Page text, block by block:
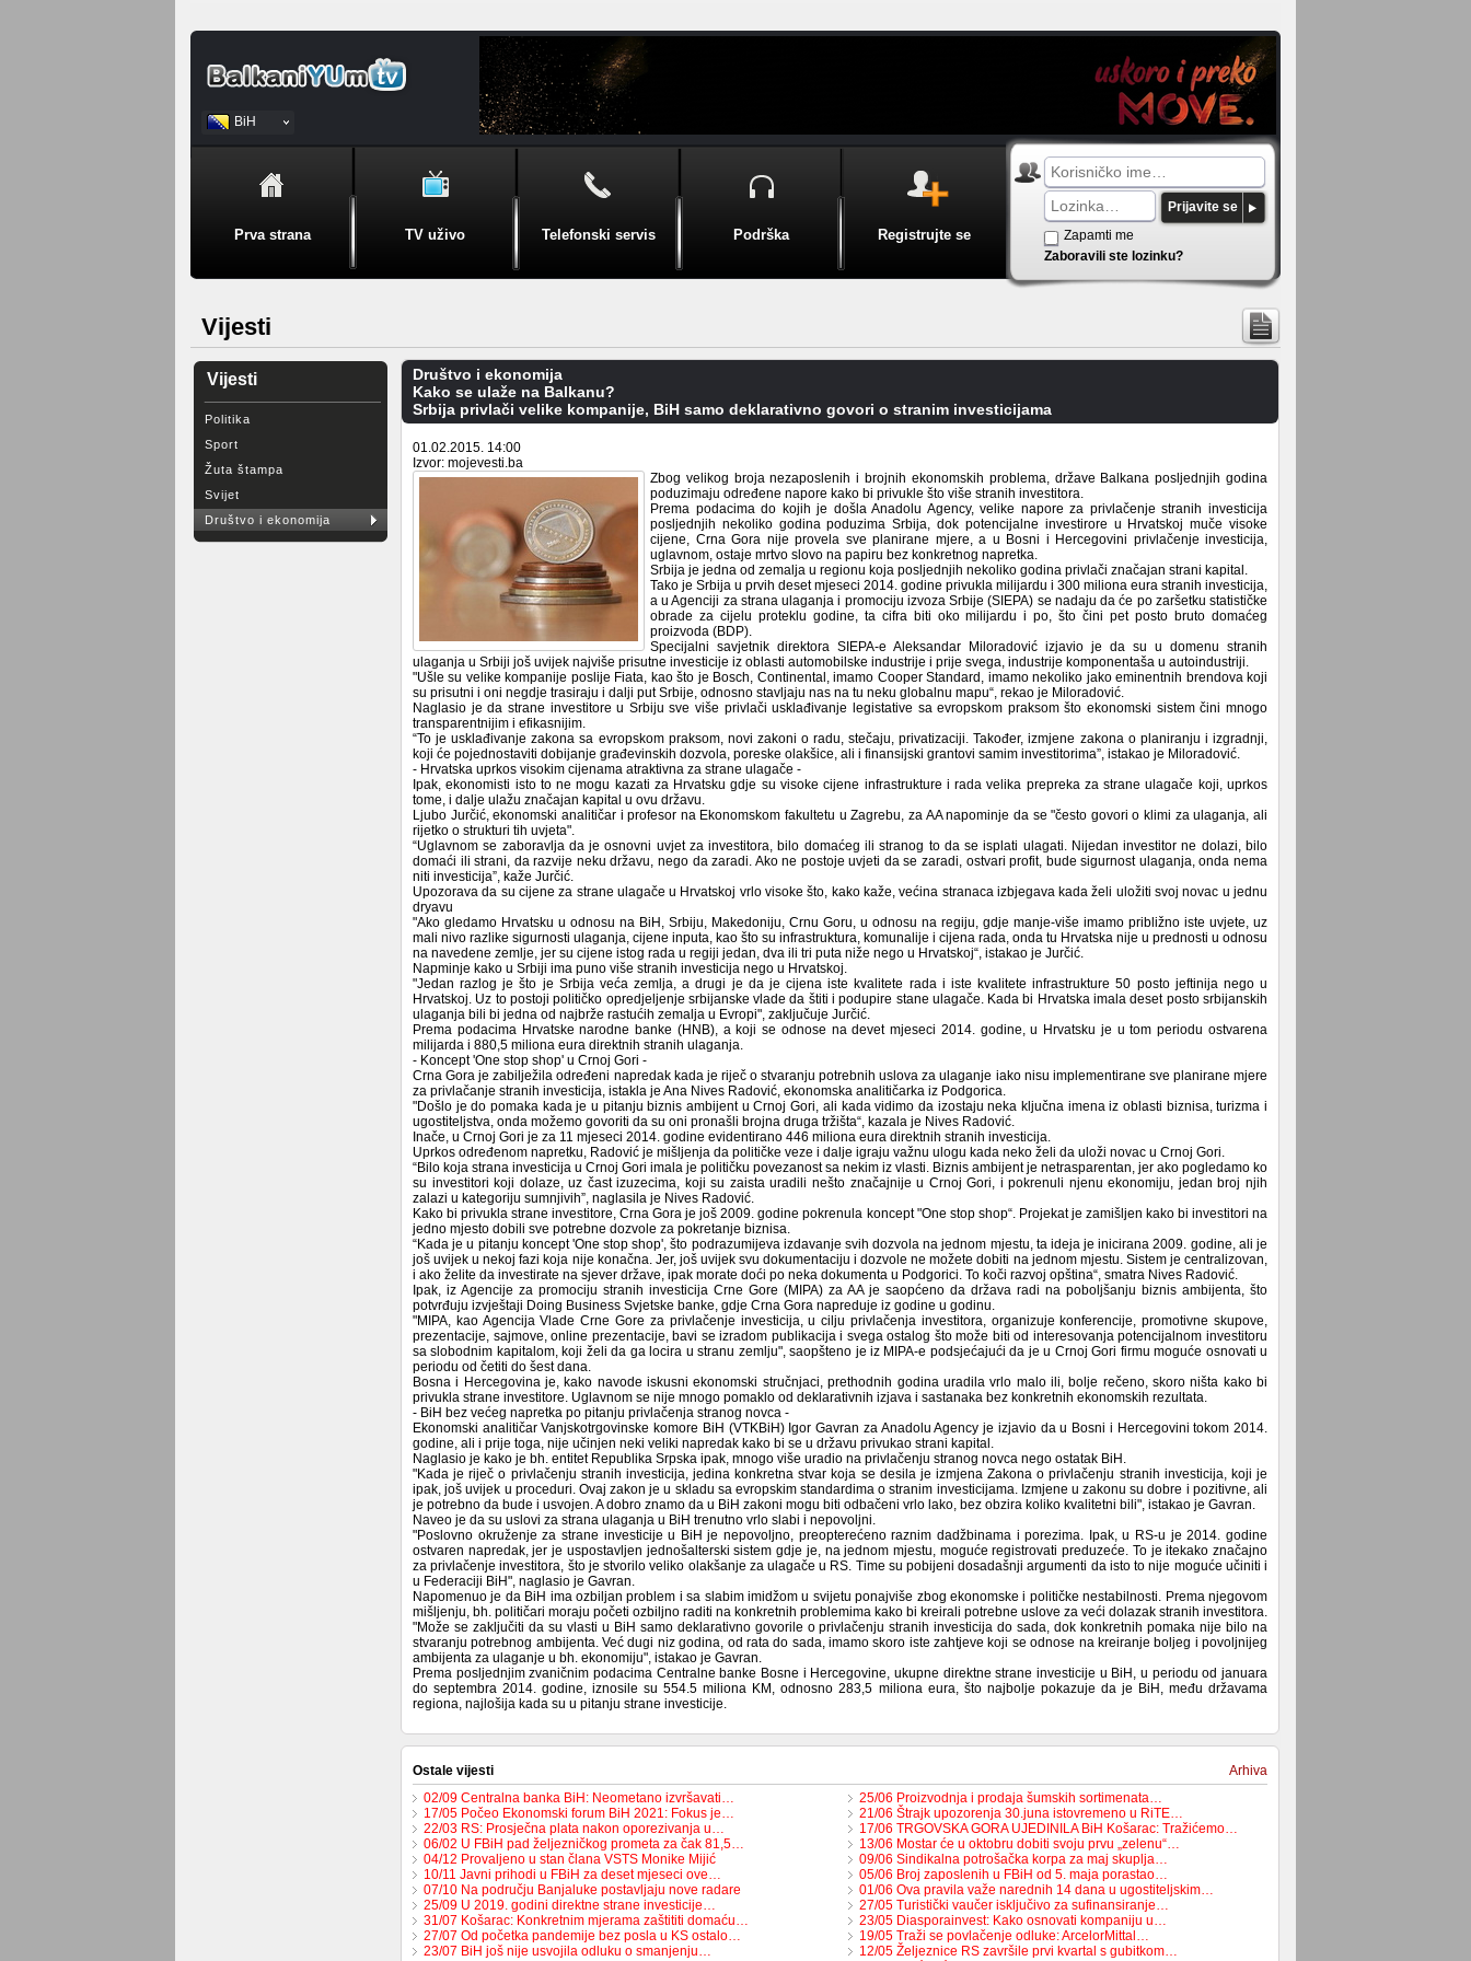
BiH
Srpski
Prva strana TV uživo Telefonski servis Podrška Registrujte se
Prijavite se
Zapamti me
Zaboravili ste lozinku?
Vijesti
Vijesti
Politika
Sport
Žuta štampa
Svijet
Društvo i ekonomija
Društvo i ekonomija
Kako se ulaže na Balkanu?
Srbija privlači velike kompanije, BiH samo deklarativno govori o stranim investicijama
01.02.2015. 14:00
Izvor: mojevesti.ba
Zbog velikog broja nezaposlenih i brojnih ekonomskih problema, države Balkana posljednjih godina
poduzimaju određene napore kako bi privukle što više stranih investitora.
Prema podacima do kojih je došla Anadolu Agency, velike napore za privlačenje stranih investicija
posljednjih nekoliko godina poduzima Srbija, dok potencijalne investirore u Hrvatskoj muče visoke
cijene, Crna Gora nije provela sve planirane mjere, a u Bosni i Hercegovini privlačenje investicija,
uglavnom, ostaje mrtvo slovo na papiru bez konkretnog napretka.
Srbija je jedna od zemalja u regionu koja posljednjih nekoliko godina privlači značajan strani kapital.
Tako je Srbija u prvih deset mjeseci 2014. godine privukla milijardu i 300 miliona eura stranih investicija,
a u Agenciji za strana ulaganja i promociju izvoza Srbije (SIEPA) se nadaju da će po zaršetku statističke
obrade za cijelu proteklu godine, ta cifra biti oko milijardu i po, što čini pet posto bruto domaćeg
proizvoda (BDP).
Specijalni savjetnik direktora SIEPA-e Aleksandar Miloradović izjavio je da su u domenu stranih
ulaganja u Srbiji još uvijek najviše prisutne investicije iz oblasti automobilske industrije i prije svega, industrije komponentaša u autoindustriji.
"Ušle su velike kompanije poslije Fiata, kao što je Bosch, Continental, imamo Cooper Standard, imamo nekoliko jako eminentnih brendova koji
su prisutni i oni negdje trasiraju i dalji put Srbije, odnosno stavljaju nas na tu neku globalnu mapu“, rekao je Miloradović.
Naglasio je da strane investitore u Srbiju sve više privlači usklađivanje legistative sa evropskom praksom što ekonomski sistem čini mnogo
transparentnijim i efikasnijim.
“To je usklađivanje zakona sa evropskom praksom, novi zakoni o radu, stečaju, privatizaciji. Također, izmjene zakona o planiranju i izgradnji,
koji će pojednostaviti dobijanje građevinskih dozvola, poreske olakšice, ali i finansijski grantovi samim investitorima”, istakao je Miloradović.
- Hrvatska uprkos visokim cijenama atraktivna za strane ulagače -
Ipak, ekonomisti isto to ne mogu kazati za Hrvatsku gdje su visoke cijene infrastrukture i rada velika prepreka za strane ulagače koji, uprkos
tome, i dalje ulažu značajan kapital u ovu državu.
Ljubo Jurčić, ekonomski analitičar i profesor na Ekonomskom fakultetu u Zagrebu, za AA napominje da se "često govori o klimi za ulaganja, ali
rijetko o strukturi tih uvjeta".
“Uglavnom se zaboravlja da je osnovni uvjet za investitora, bilo domaćeg ili stranog to da se isplati ulagati. Nijedan investitor ne dolazi, bilo
domaći ili strani, da razvije neku državu, nego da zaradi. Ako ne postoje uvjeti da se zaradi, ostvari profit, bude sigurnost ulaganja, onda nema
niti investicija”, kaže Jurčić.
Upozorava da su cijene za strane ulagače u Hrvatskoj vrlo visoke što, kako kaže, većina stranaca izbjegava kada želi uložiti svoj novac u jednu
dryavu
"Ako gledamo Hrvatsku u odnosu na BiH, Srbiju, Makedoniju, Crnu Goru, u odnosu na regiju, gdje manje-više imamo približno iste uvjete, uz
mali nivo razlike sigurnosti ulaganja, cijene inputa, kao što su infrastruktura, komunalije i cijena rada, onda tu Hrvatska nije u prednosti u odnosu
na navedene zemlje, jer su cijene istog rada u regiji jedan, dva ili tri puta niže nego u Hrvatskoj“, istakao je Jurčić.
Napminje kako u Srbiji ima puno više stranih investicija nego u Hrvatskoj.
"Jedan razlog je što je Srbija veća zemlja, a drugi je da je cijena iste kvalitete rada i iste kvalitete infrastrukture 50 posto jeftinija nego u
Hrvatskoj. Uz to postoji političko opredjeljenje srbijanske vlade da štiti i podupire stane ulagače. Kada bi Hrvatska imala deset posto srbijanskih
ulaganja bili bi jedna od najbrže rastućih zemalja u Evropi", zaključuje Jurčić.
Prema podacima Hrvatske narodne banke (HNB), a koji se odnose na devet mjeseci 2014. godine, u Hrvatsku je u tom periodu ostvarena
milijarda i 880,5 miliona eura direktnih stranih ulaganja.
- Koncept 'One stop shop' u Crnoj Gori -
Crna Gora je zabilježila određeni napredak kada je riječ o stvaranju potrebnih uslova za ulaganje iako nisu implementirane sve planirane mjere
za privlačanje stranih investicija, istakla je Ana Nives Radović, ekonomska analitičarka iz Podgorica.
"Došlo je do pomaka kada je u pitanju biznis ambijent u Crnoj Gori, ali kada vidimo da izostaju neka ključna imena iz oblasti biznisa, turizma i
ugostiteljstva, onda možemo govoriti da su oni pronašli brojna druga tržišta“, kazala je Nives Radović.
Inače, u Crnoj Gori je za 11 mjeseci 2014. godine evidentirano 446 miliona eura direktnih stranih investicija.
Uprkos određenom napretku, Radović je mišljenja da političke veze i dalje igraju važnu ulogu kada neko želi da uloži novac u Crnoj Gori.
“Bilo koja strana investicija u Crnoj Gori imala je političku povezanost sa nekim iz vlasti. Biznis ambijent je netrasparentan, jer ako pogledamo ko
su investitori koji dolaze, uz čast izuzecima, koji su zaista uradili nešto značajnije u Crnoj Gori, i pokrenuli njenu ekonomiju, jedan broj njih
zalazi u kategoriju sumnjivih”, naglasila je Nives Radović.
Kako bi privukla strane investitore, Crna Gora je još 2009. godine pokrenula koncept "One stop shop“. Projekat je zamišljen kako bi investitori na
jedno mjesto dobili sve potrebne dozvole za pokretanje biznisa.
“Kada je u pitanju koncept 'One stop shop', što podrazumijeva izdavanje svih dozvola na jednom mjestu, ta ideja je inicirana 2009. godine, ali je
još uvijek u nekoj fazi koja nije konačna. Jer, još uvijek svu dokumentaciju i dozvole ne možete dobiti na jednom mjestu. Sistem je centralizovan,
i ako želite da investirate na sjever države, ipak morate doći po neka dokumenta u Podgorici. To koči razvoj opština“, smatra Nives Radović.
Ipak, iz Agencije za promociju stranih investicija Crne Gore (MIPA) za AA je saopćeno da država radi na poboljšanju biznis ambijenta, što
potvrđuju izvještaji Doing Business Svjetske banke, gdje Crna Gora napreduje iz godine u godinu.
"MIPA, kao Agencija Vlade Crne Gore za privlačenje investicija, u cilju privlačenja investitora, organizuje konferencije, promotivne skupove,
prezentacije, sajmove, online prezentacije, bavi se izradom publikacija i svega ostalog što može biti od interesovanja potencijalnom investitoru
sa slobodnim kapitalom, koji želi da ga locira u stranu zemlju", saopšteno je iz MIPA-e podsjećajući da je u Crnoj Gori firmu moguće osnovati u
periodu od četiti do šest dana.
Bosna i Hercegovina je, kako navode iskusni ekonomski stručnjaci, prethodnih godina uradila vrlo malo ili, bolje rečeno, skoro ništa kako bi
privukla strane investitore. Uglavnom se nije mnogo pomaklo od deklarativnih izjava i sastanaka bez konkretnih ekonomskih rezultata.
- BiH bez većeg napretka po pitanju privlačenja stranog novca -
Ekonomski analitičar Vanjskotrgovinske komore BiH (VTKBiH) Igor Gavran za Anadolu Agency je izjavio da u Bosni i Hercegovini tokom 2014.
godine, ali i prije toga, nije učinjen neki veliki napredak kako bi se u državu privukao strani kapital.
Naglasio je kako je bh. entitet Republika Srpska ipak, mnogo više uradio na privlačenju stranog novca nego ostatak BiH.
"Kada je riječ o privlačenju stranih investicija, jedina konkretna stvar koja se desila je izmjena Zakona o privlačenju stranih investicija, koji je
ipak, još uvijek u proceduri. Ovaj zakon je u skladu sa evropskim standardima o stranim investicijama. Izmjene u zakonu su dobre i pozitivne, ali
je potrebno da bude i usvojen. A dobro znamo da u BiH zakoni mogu biti odbačeni vrlo lako, bez obzira koliko kvalitetni bili", istakao je Gavran.
Naveo je da su uslovi za strana ulaganja u BiH trenutno vrlo slabi i nepovoljni.
"Poslovno okruženje za strane investicije u BiH je nepovoljno, preopterećeno raznim dadžbinama i porezima. Ipak, u RS-u je 2014. godine
ostvaren napredak, jer je uspostavljen jednošalterski sistem gdje je, na jednom mjestu, moguće registrovati preduzeće. To je itekako značajno
za privlačenje investitora, što je stvorilo veliko olakšanje za ulagače u RS. Time su pobijeni dosadašnji argumenti da isto to nije moguće učiniti i
u Federaciji BiH", naglasio je Gavran.
Napomenuo je da BiH ima ozbiljan problem i sa slabim imidžom u svijetu ponajviše zbog ekonomske i političke nestabilnosti. Prema njegovom
mišljenju, bh. političari moraju početi ozbiljno raditi na konkretnih problemima kako bi kreirali potrebne uslove za veći dolazak stranih investitora.
"Može se zaključiti da su vlasti u BiH samo deklarativno govorile o privlačenju stranih investicija do sada, dok konkretnih pomaka nije bilo na
stvaranju potrebnog ambijenta. Već dugi niz godina, od rata do sada, imamo skoro iste zahtjeve koji se odnose na kreiranje boljeg i povoljnijeg
ambijenta za ulaganje u bh. ekonomiju", istakao je Gavran.
Prema posljednjim zvaničnim podacima Centralne banke Bosne i Hercegovine, ukupne direktne strane investicije u BiH, u periodu od januara
do septembra 2014. godine, iznosile su 554.5 miliona KM, odnosno 283,5 miliona eura, što najbolje pokazuje da je BiH, među državama
regiona, najlošija kada su u pitanju strane investicije.
Ostale vijesti
Arhiva
02/09 Centralna banka BiH: Neometano izvršavati…
17/05 Počeo Ekonomski forum BiH 2021: Fokus je…
22/03 RS: Prosječna plata nakon oporezivanja u…
06/02 U FBiH pad željezničkog prometa za čak 81,5…
04/12 Provaljeno u stan člana VSTS Monike Mijić
10/11 Javni prihodi u FBiH za deset mjeseci ove…
07/10 Na području Banjaluke postavljaju nove radare
25/09 U 2019. godini direktne strane investicije…
31/07 Košarac: Konkretnim mjerama zaštititi domaću…
27/07 Od početka pandemije bez posla u KS ostalo…
23/07 BiH još nije usvojila odluku o smanjenju…
25/06 Proizvodnja i prodaja šumskih sortimenata…
21/06 Štrajk upozorenja 30.juna istovremeno u RiTE…
17/06 TRGOVSKA GORA UJEDINILA BiH Košarac: Tražićemo…
13/06 Mostar će u oktobru dobiti svoju prvu „zelenu“…
09/06 Sindikalna potrošačka korpa za maj skuplja…
05/06 Broj zaposlenih u FBiH od 5. maja porastao…
01/06 Ova pravila važe narednih 14 dana u ugostiteljskim…
27/05 Turistički vaučer isključivo za sufinansiranje…
23/05 Diasporainvest: Kako osnovati kompaniju u…
19/05 Traži se povlačenje odluke: ArcelorMittal…
12/05 Željeznice RS završile prvi kvartal s gubitkom…